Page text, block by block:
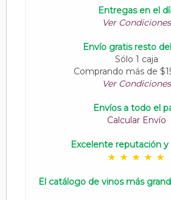
Entregas en el
Ver Condiciones
Envío gratis resto
Sólo 1 caja
Comprando más de
Ver Condiciones
Envíos a todo el
Calcular Envío
Excelente reputación y
El catálogo de vinos más